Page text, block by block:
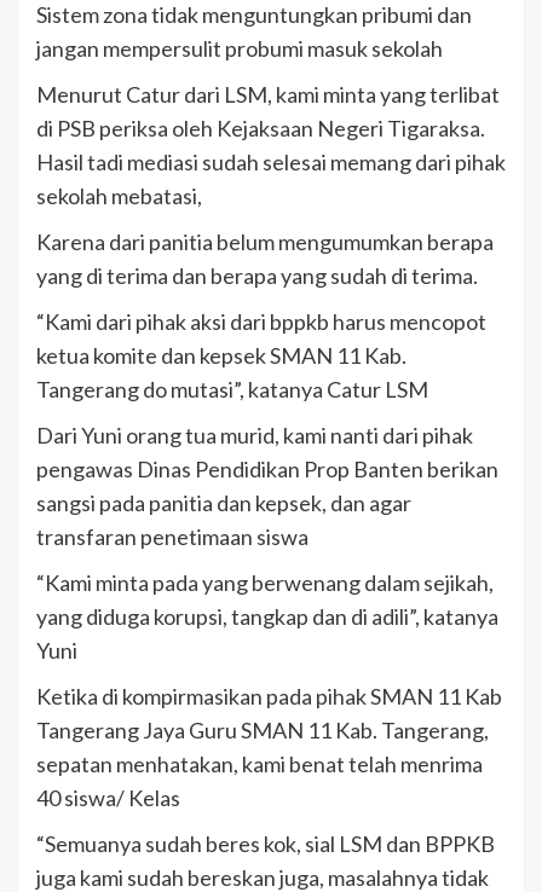
Sistem zona tidak menguntungkan pribumi dan
jangan mempersulit probumi masuk sekolah
Menurut Catur dari LSM, kami minta yang terlibat
di PSB periksa oleh Kejaksaan Negeri Tigaraksa.
Hasil tadi mediasi sudah selesai memang dari pihak
sekolah mebatasi,
Karena dari panitia belum mengumumkan berapa
yang di terima dan berapa yang sudah di terima.
“Kami dari pihak aksi dari bppkb harus mencopot
ketua komite dan kepsek SMAN 11 Kab.
Tangerang do mutasi”, katanya Catur LSM
Dari Yuni orang tua murid, kami nanti dari pihak
pengawas Dinas Pendidikan Prop Banten berikan
sangsi pada panitia dan kepsek, dan agar
transfaran penetimaan siswa
“Kami minta pada yang berwenang dalam sejikah,
yang diduga korupsi, tangkap dan di adili”, katanya
Yuni
Ketika di kompirmasikan pada pihak SMAN 11 Kab
Tangerang Jaya Guru SMAN 11 Kab. Tangerang,
sepatan menhatakan, kami benat telah menrima
40 siswa/ Kelas
“Semuanya sudah beres kok, sial LSM dan BPPKB
juga kami sudah bereskan juga, masalahnya tidak